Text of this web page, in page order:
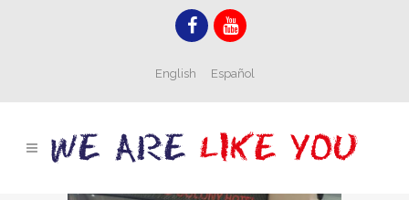
English Español